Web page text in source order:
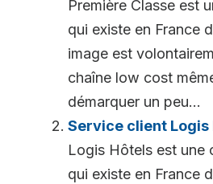
Première Classe est
qui existe en France
image est
chaîne low cost
démarquer un peu...
Service client Logis
Logis Hôtels est une
qui existe en France